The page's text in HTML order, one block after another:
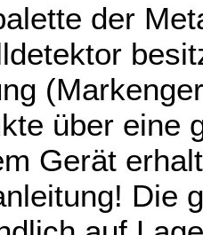
der
über eine
Gerät
Die